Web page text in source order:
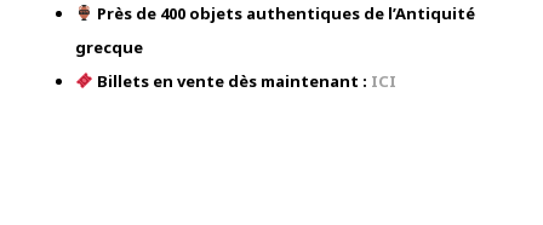
Près de 400 objets authentiques de l’Antiquité
grecque
Billets en vente dès maintenant : ICI